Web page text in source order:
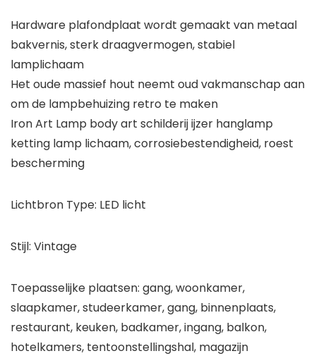
Hardware plafondplaat wordt gemaakt van metaal
bakvernis, sterk draagvermogen, stabiel
lamplichaam
Het oude massief hout neemt oud vakmanschap aan
om de lampbehuizing retro te maken
Iron Art Lamp body art schilderij ijzer hanglamp
ketting lamp lichaam, corrosiebestendigheid, roest
bescherming
Lichtbron Type: LED licht
Stijl: Vintage
Toepasselijke plaatsen: gang, woonkamer,
slaapkamer, studeerkamer, gang, binnenplaats,
restaurant, keuken, badkamer, ingang, balkon,
hotelkamers, tentoonstellingshal, magazijn